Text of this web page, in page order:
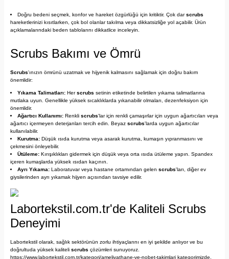
Doğru bedeni seçmek, konfor ve hareket özgürlüğü için kritiktir. Çok darscrubs
hareketlerinizi kısıtlarken, çok bol olanlar takılma veya dikkatsizliğe yol açabilir. Ürün
açıklamalarındaki beden tablolarını dikkatlice inceleyin.
Scrubs Bakımı ve Ömrü
Scrubs'ınızın ömrünü uzatmak ve hijyenik kalmasını sağlamak için doğru bakım
önemlidir:
Yıkama Talimatları: Herscrubs setinin etiketinde belirtilen yıkama talimatlarına
mutlaka uyun. Genellikle yüksek sıcaklıklarda yıkanabilir olmaları, dezenfeksiyon için
önemlidir.
Ağartıcı Kullanımı: Renkliscrubs'lar için renkli çamaşırlar için uygun ağartıcıları veya
ağartıcı içermeyen deterjanları tercih edin. Beyaz scrubs'larda uygun ağartıcılar
kullanılabilir.
Kurutma: Düşük ısıda kurutma veya asarak kurutma, kumaşın yıpranmasını ve
çekmesini önleyebilir.
Ütüleme: Kırışıklıkları gidermek için düşük veya orta ısıda ütüleme yapın. Spandex
içeren kumaşlarda yüksek ısıdan kaçının.
Ayrı Yıkama: Laboratuvar veya hastane ortamından gelenscrubs'ları, diğer ev
giysilerinden ayrı yıkamak hijyen açısından tavsiye edilir.
Labortekstil.com.tr'de Kaliteli Scrubs
Deneyimi
Labortekstil olarak, sağlık sektörünün zorlu ihtiyaçlarını en iyi şekilde anlıyor ve bu
doğrultuda yüksek kaliteli scrubs çözümleri sunuyoruz.
https://www.labortekstil.com.tr/kategori/ameliyathane-ve-nobet-takimlari kategorimizde,